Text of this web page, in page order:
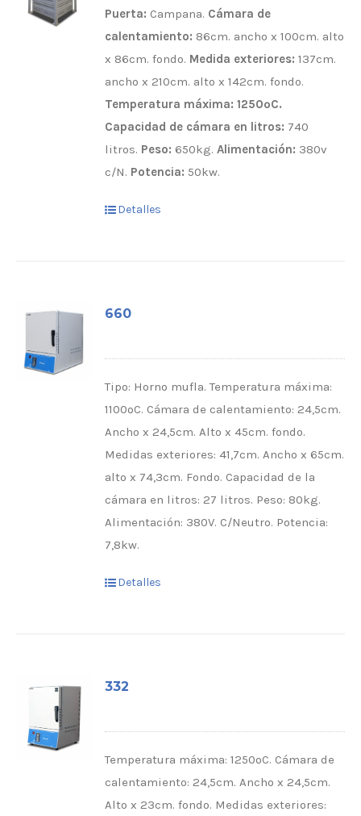
Puerta: Campana. Cámara de
calentamiento: 86cm. ancho x 100cm. alto
x 86cm. fondo. Medida exteriores: 137cm.
ancho x 210cm. alto x 142cm. fondo.
Temperatura máxima: 1250ºC.
Capacidad de cámara en litros: 740
litros. Peso: 650kg.Alimentación: 380v
c/N. Potencia: 50kw.
Detalles
660
Tipo: Horno mufla. Temperatura máxima:
1100ºC. Cámara de calentamiento: 24,5cm.
Ancho x 24,5cm. Alto x 45cm. fondo.
Medidas exteriores: 41,7cm. Ancho x 65cm.
alto x 74,3cm. Fondo. Capacidad de la
cámara en litros: 27 litros. Peso: 80kg.
Alimentación: 380V. C/Neutro. Potencia:
7,8kw.
Detalles
332
Temperatura máxima: 1250ºC. Cámara de
calentamiento: 24,5cm. Ancho x 24,5cm.
Alto x 23cm. fondo. Medidas exteriores: